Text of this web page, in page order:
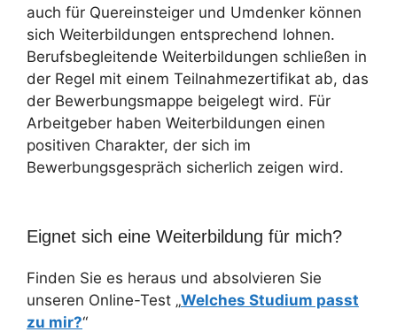
auch für Quereinsteiger und Umdenker können
sich Weiterbildungen entsprechend lohnen.
Berufsbegleitende Weiterbildungen schließen in
der Regel mit einem Teilnahmezertifikat ab, das
der Bewerbungsmappe beigelegt wird. Für
Arbeitgeber haben Weiterbildungen einen
positiven Charakter, der sich im
Bewerbungsgespräch sicherlich zeigen wird.
Eignet sich eine Weiterbildung für mich?
Finden Sie es heraus und absolvieren Sie
unseren Online-Test „Welches Studium passt
zu mir?“